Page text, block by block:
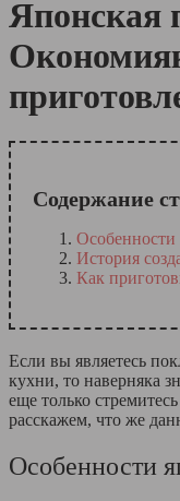
Японская
Содержание
История
Как
Если вы являетесь
кухни, то наверняка
еще только
расскажем, что же
Особенности